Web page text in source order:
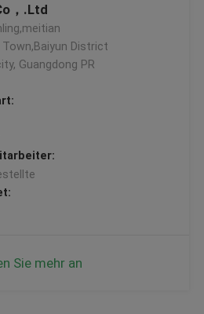
，.Ltd
District
Guangdong PR
Sie mehr an